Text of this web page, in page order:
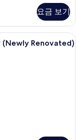
요금 보기
, 암막 커튼, 다리미/다리
(Newly Renovated)